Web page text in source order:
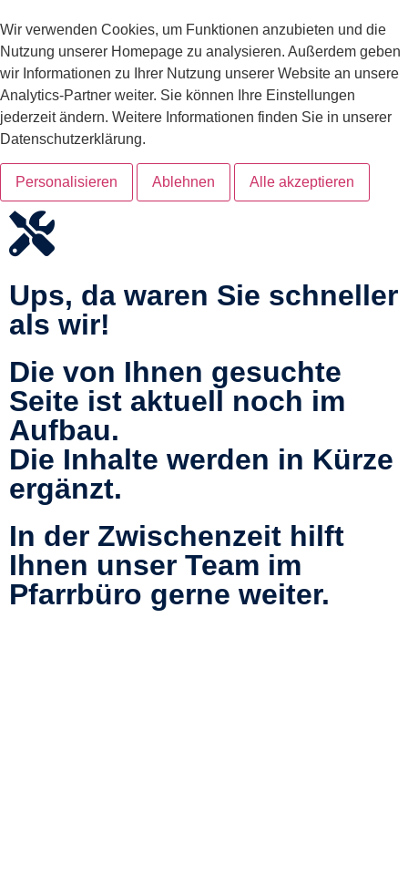
Wir verwenden Cookies, um Funktionen anzubieten und die
Nutzung unserer Homepage zu analysieren. Außerdem geben
wir Informationen zu Ihrer Nutzung unserer Website an unsere
Analytics-Partner weiter. Sie können Ihre Einstellungen
jederzeit ändern. Weitere Informationen finden Sie in unserer
Datenschutzerklärung.
Personalisieren Ablehnen Alle akzeptieren
Ups, da waren Sie schneller
als wir!
Die von Ihnen gesuchte
Seite ist aktuell noch im
Aufbau.
Die Inhalte werden in Kürze
ergänzt.
In der Zwischenzeit hilft
Ihnen unser Team im
Pfarrbüro gerne weiter.